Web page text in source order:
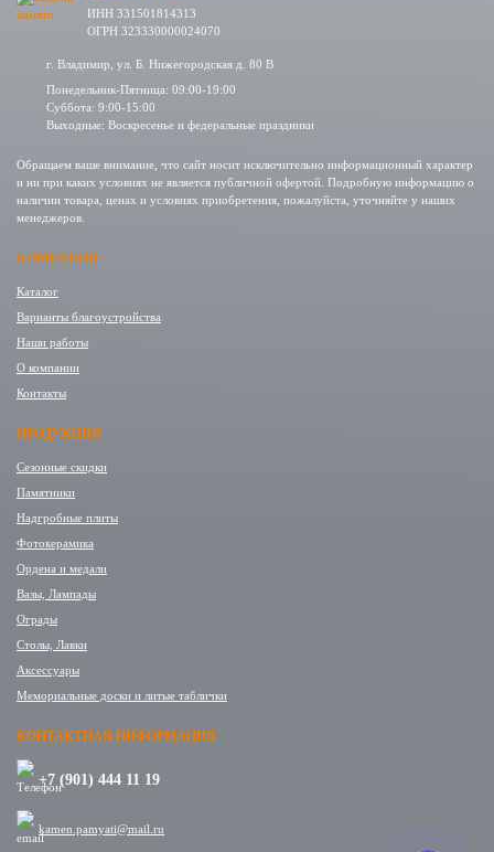
ИНН 331501814313
ОГРН 323330000024070
г. Владимир, ул. Б. Нижегородская д. 80 В
Понедельник-Пятница: 09:00-19:00
Суббота: 9:00-15:00
Выходные: Воскресенье и федеральные праздники
Обращаем ваше внимание, что сайт носит исключительно информационный характер
и ни при каких условиях не является публичной офертой. Подробную информацию о
наличии товара, ценах и условиях приобретения, пожалуйста, уточняйте у наших
менеджеров.
КОМПАНИЯ
Каталог
Варианты благоустройства
Наши работы
О компании
Контакты
ПРОДУКЦИЯ
Сезонные скидки
Памятники
Надгробные плиты
Фотокерамика
Ордена и медали
Вазы, Лампады
Ограды
Столы, Лавки
Аксессуары
Мемориальные доски и литые таблички
КОНТАКТНАЯ ИНФОРМАЦИЯ
+7 (901) 444 11 19
kamen.pamyati@mail.ru